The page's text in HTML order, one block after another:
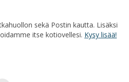
sekä Postin kautta. Lisäksi
itse kotiovellesi. Kysy lisää!